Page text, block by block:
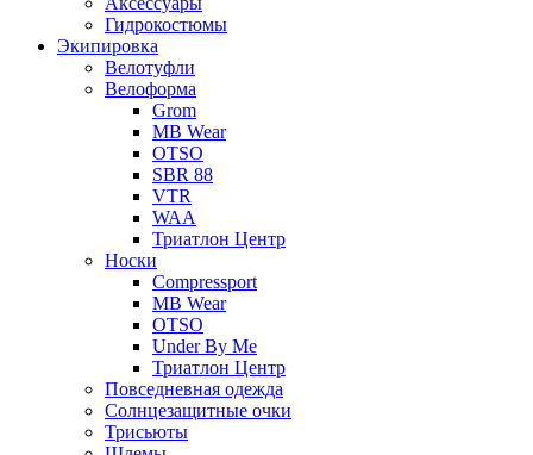
Гидрокостюмы
Экипировка
Велотуфли
Велоформа
Grom
MB Wear
OTSO
SBR 88
VTR
WAA
Триатлон Центр
Носки
Compressport
MB Wear
OTSO
Under By Me
Триатлон Центр
Повседневная одежда
Солнцезащитные очки
Трисьюты